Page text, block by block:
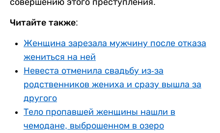
совершению этого преступления.
Читайте также:
Женщина зарезала мужчину после отказа
жениться на ней
Невеста отменила свадьбу из-за
родственников жениха и сразу вышла за
другого
Тело пропавшей женщины нашли в
чемодане, выброшенном в озеро